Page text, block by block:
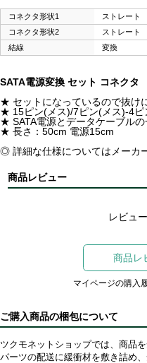
コネクタ形状1
ストレート
コネクタ形状2
ストレート
結線
変換
SATA電源変換 セット コネクタ
★ セットになっているので抜け
★ 15ピン(メス)/7ピン(メス)-4ピ
★ SATA電源とデータケーブルの
★ 長さ：50cm 電源15cm
◎ 詳細な仕様についてはメーカ
商品レビュー
レビュ
商品レ
マイページの購入
ご購入商品の梱包について
ツクモネットショップでは、商品
パーツの配送に緩衝材を敷き詰め